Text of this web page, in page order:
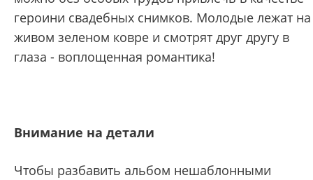
героини свадебных снимков. Молодые лежат на
живом зеленом ковре и смотрят друг другу в
глаза - воплощенная романтика!
Внимание на детали
Чтобы разбавить альбом нешаблонными